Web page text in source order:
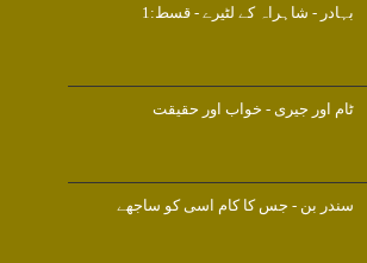
بہادر - شاہراہ کے لٹیرے - قسط:1
ٹام اور جیری - خواب اور حقیقت
سندر بن - جس کا کام اسی کو ساجھے